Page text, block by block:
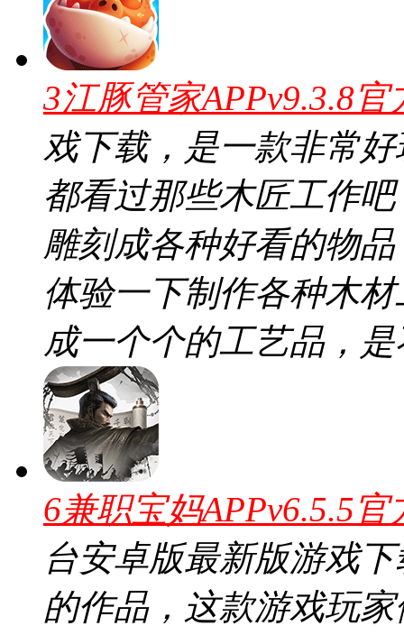
3江豚管家APPv9.3.8官
戏下载，是一款非常
都看过那些木匠工作
雕刻成各种好看的物
体验一下制作各种木
成一个个的工艺品，
6兼职宝妈APPv6.5.5官
台安卓版最新版游戏
的作品，这款游戏玩